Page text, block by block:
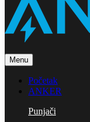
Menu
Početak
ANKER
Punjači